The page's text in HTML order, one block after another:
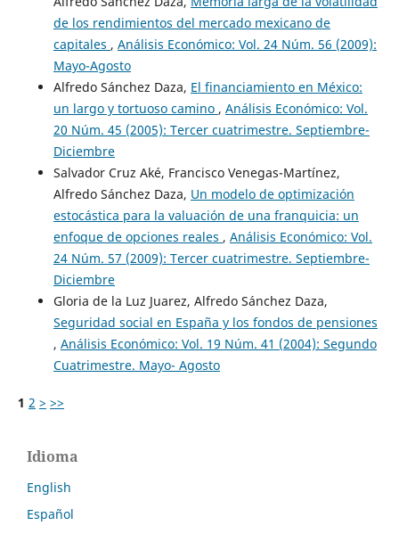
de los rendimientos del mercado mexicano de
capitales , Análisis Económico: Vol. 24 Núm. 56 (2009):
Mayo-Agosto
Alfredo Sánchez Daza, El financiamiento en México:
un largo y tortuoso camino , Análisis Económico: Vol.
20 Núm. 45 (2005): Tercer cuatrimestre. Septiembre-
Diciembre
Salvador Cruz Aké, Francisco Venegas-Martínez,
Alfredo Sánchez Daza, Un modelo de optimización
estocástica para la valuación de una franquicia: un
enfoque de opciones reales , Análisis Económico: Vol.
24 Núm. 57 (2009): Tercer cuatrimestre. Septiembre-
Diciembre
Gloria de la Luz Juarez, Alfredo Sánchez Daza,
Seguridad social en España y los fondos de pensiones
, Análisis Económico: Vol. 19 Núm. 41 (2004): Segundo
Cuatrimestre. Mayo- Agosto
1 2 > >>
Idioma
English
Español